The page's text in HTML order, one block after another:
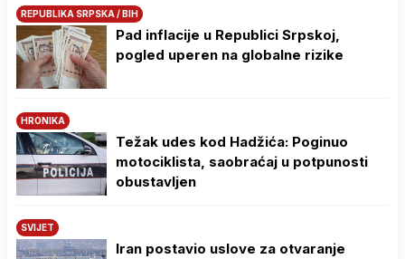
REPUBLIKA SRPSKA / BIH
Pad inflacije u Republici Srpskoj,
pogled uperen na globalne rizike
HRONIKA
Težak udes kod Hadžića: Poginuo
motociklista, saobraćaj u potpunosti
obustavljen
SVIJET
Iran postavio uslove za otvaranje